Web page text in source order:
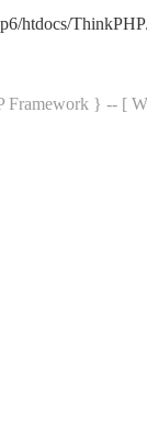
htdocs/
Framework } -- [